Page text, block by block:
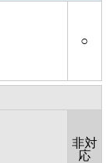
○
非対
応